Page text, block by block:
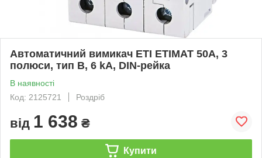
Автоматичний вимикач ETI ETIMAT 50A, 3
полюси, тип B, 6 kA, DIN-рейка
В наявності
Код: 2125721
Роздріб
від 1 638 ₴
Купити